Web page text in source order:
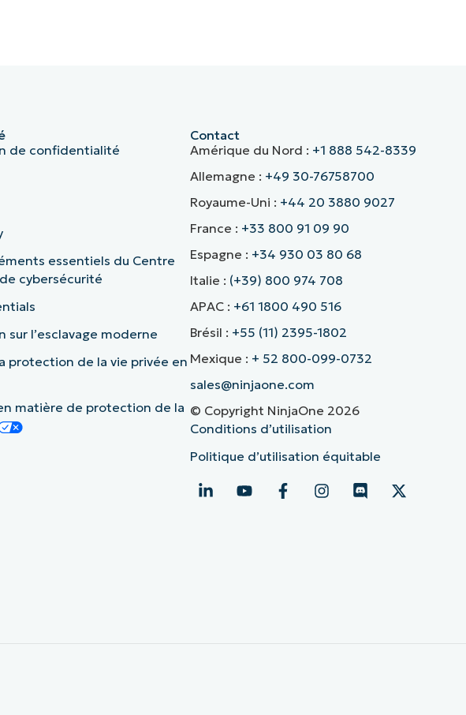
de confidentialité
essentiels du Centre
cybersécurité
sur l’esclavage moderne
protection de la vie privée en
matière de protection de la
Contact
Amérique du Nord : +1 888 542-8339
Allemagne : +49 30-76758700
Royaume-Uni : +44 20 3880 9027
France : +33 800 91 09 90
Espagne : +34 930 03 80 68
Italie : (+39) 800 974 708
APAC : +61 1800 490 516
Brésil : +55 (11) 2395-1802
Mexique : + 52 800-099-0732
sales@ninjaone.com
© Copyright NinjaOne 2026
Conditions d’utilisation
Politique d’utilisation équitable